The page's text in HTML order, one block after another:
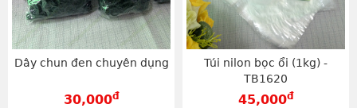
Dây chun đen chuyên dụng
30,000đ
Túi nilon bọc ổi (1kg) -
TB1620
45,000đ